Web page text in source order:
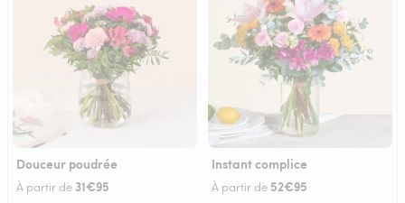
Douceur poudrée
À partir de 31€95
Instant complice
À partir de 52€95